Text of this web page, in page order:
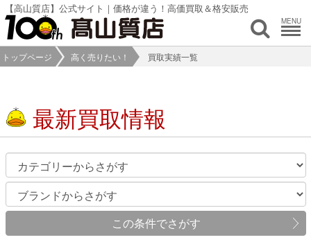
【高山質店】公式サイト｜価格が違う！高価買取＆格安販売
MENU
トップページ 高く売りたい！ 買取実績一覧
最新買取情報
この条件でさがす